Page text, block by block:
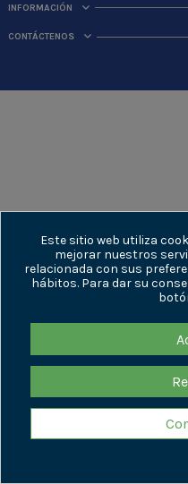
INFORMACIÓN
CONTÁCTENOS
Este sitio web utiliza
mejorar nuestros
relacionada con sus
hábitos. Para dar su